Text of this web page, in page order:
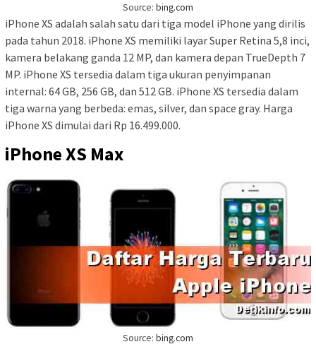
Source: bing.com
iPhone XS adalah salah satu dari tiga model iPhone yang dirilis
pada tahun 2018. iPhone XS memiliki layar Super Retina 5,8 inci,
kamera belakang ganda 12 MP, dan kamera depan TrueDepth 7
MP. iPhone XS tersedia dalam tiga ukuran penyimpanan
internal: 64 GB, 256 GB, dan 512 GB. iPhone XS tersedia dalam
tiga warna yang berbeda: emas, silver, dan space gray. Harga
iPhone XS dimulai dari Rp 16.499.000.
iPhone XS Max
Source: bing.com